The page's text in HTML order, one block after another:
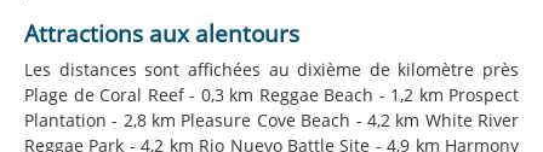
Attractions aux alentours
Les distances sont affichées au dixième de kilomètre près
Plage de Coral Reef - 0,3 km Reggae Beach - 1,2 km Prospect
Plantation - 2,8 km Pleasure Cove Beach - 4,2 km White River
Reggae Park - 4,2 km Rio Nuevo Battle Site - 4,9 km Harmony